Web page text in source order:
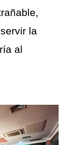
la
al